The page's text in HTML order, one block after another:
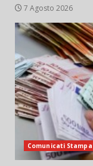
7 Agosto 2026
Comunicati Stampa